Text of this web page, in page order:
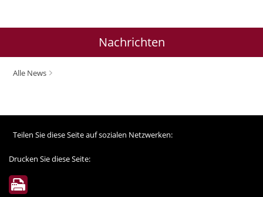
Nachrichten
Alle News
Teilen Sie diese Seite auf sozialen Netzwerken:
Drucken Sie diese Seite: